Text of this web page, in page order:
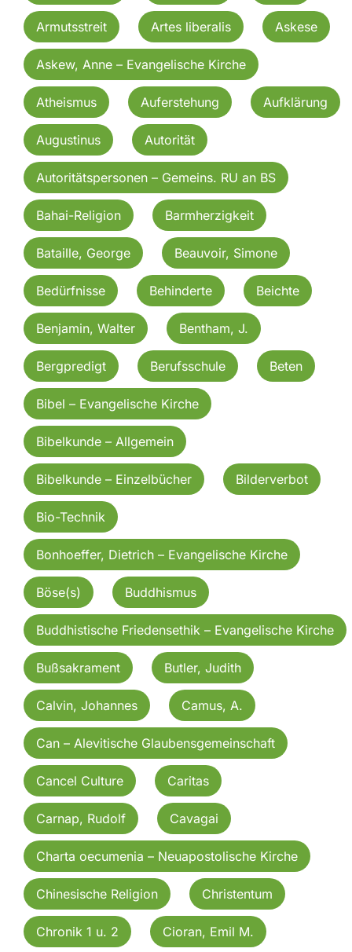
Armutsstreit Artes liberalis Askese
Askew, Anne – Evangelische Kirche
Atheismus Auferstehung Aufklärung
Augustinus Autorität
Autoritätspersonen – Gemeins. RU an BS
Bahai-Religion Barmherzigkeit
Bataille, George Beauvoir, Simone
Bedürfnisse Behinderte Beichte
Benjamin, Walter Bentham, J.
Bergpredigt Berufsschule Beten
Bibel – Evangelische Kirche
Bibelkunde – Allgemein
Bibelkunde – Einzelbücher Bilderverbot
Bio-Technik
Bonhoeffer, Dietrich – Evangelische Kirche
Böse(s) Buddhismus
Buddhistische Friedensethik – Evangelische Kirche
Bußsakrament Butler, Judith
Calvin, Johannes Camus, A.
Can – Alevitische Glaubensgemeinschaft
Cancel Culture Caritas
Carnap, Rudolf Cavagai
Charta oecumenia – Neuapostolische Kirche
Chinesische Religion Christentum
Chronik 1 u. 2 Cioran, Emil M.